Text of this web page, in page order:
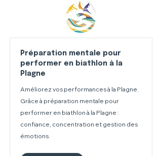
Préparation mentale pour
performer en biathlon à la
Plagne
Améliorez vos performances à la Plagne.
Grâce à préparation mentale pour
performer en biathlon à la Plagne :
confiance, concentration et gestion des
émotions.